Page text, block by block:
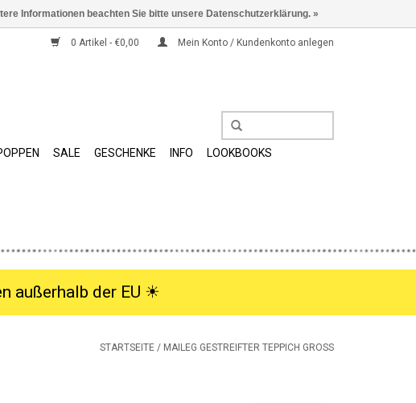
0 Artikel - €0,00 Mein Konto / Kundenkonto anlegen
SALE GESCHENKE INFO
LOOKBOOKS
außerhalb der EU ☀︎
STARTSEITE / MAILEG GESTREIFTER TEPPICH GROSS
Informationen beachten Sie bitte unsere Datenschutzerklärung. »